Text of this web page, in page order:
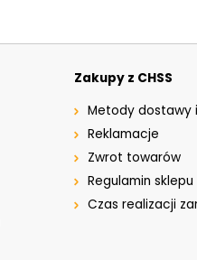
Zakupy z CHSS
Metody dostawy
Reklamacje
Zwrot towarów
Regulamin sklepu
Czas realizacji